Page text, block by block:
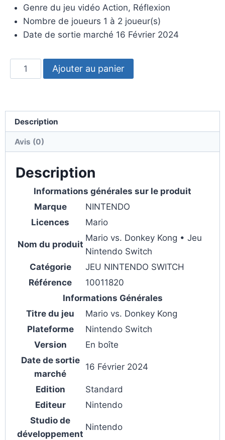
Genre du jeu vidéo Action, Réflexion
Nombre de joueurs 1 à 2 joueur(s)
Date de sortie marché 16 Février 2024
Ajouter au panier
Description
Avis (0)
Description
Informations générales sur le produit
Marque
NINTENDO
Licences
Mario
Nom du produit
Mario vs. Donkey Kong • Jeu
Nintendo Switch
Catégorie
JEU NINTENDO SWITCH
Référence
10011820
Informations Générales
Titre du jeu
Mario vs. Donkey Kong
Plateforme
Nintendo Switch
Version
En boîte
Date de sortie
marché
16 Février 2024
Edition
Standard
Editeur
Nintendo
Studio de
développement
Nintendo